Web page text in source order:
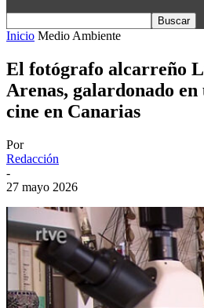
Inicio Medio Ambiente
El fotógrafo alcarreño
Arenas, galardonado
cine en Canarias
Por
Redacción
-
27 mayo 2026